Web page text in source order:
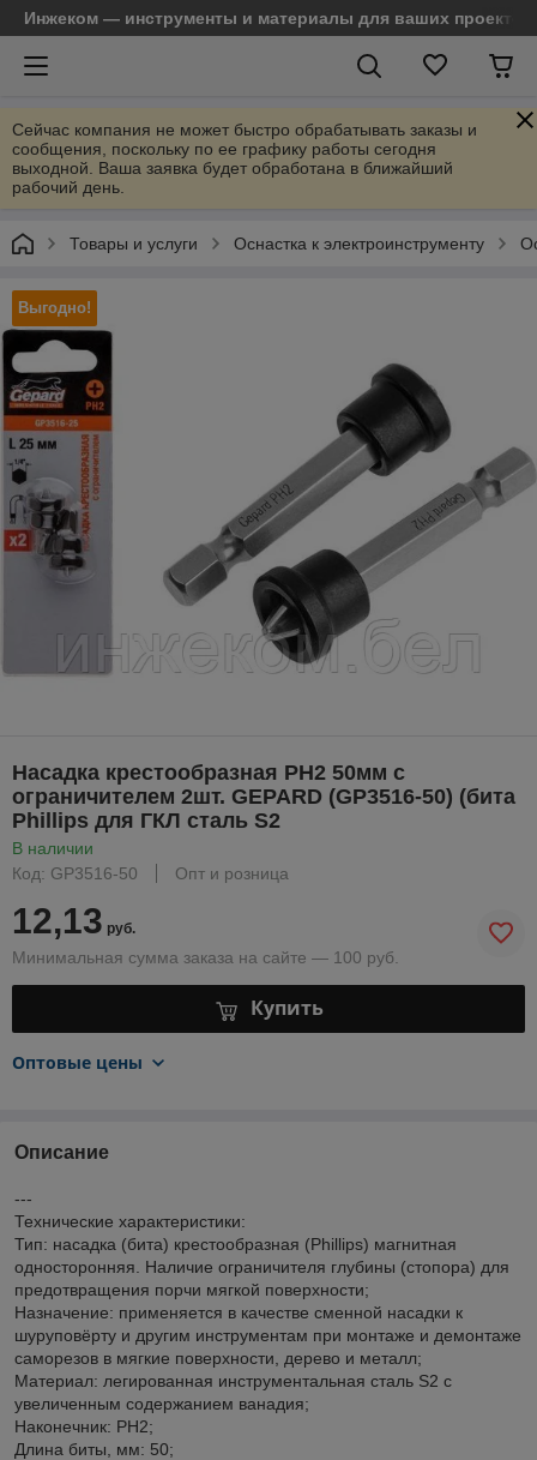
Инжеком — инструменты и материалы для ваших проектов
Сейчас компания не может быстро обрабатывать заказы и
сообщения, поскольку по ее графику работы сегодня
выходной. Ваша заявка будет обработана в ближайший
рабочий день.
Товары и услуги Оснастка к электроинструменту
Выгодно!
Насадка крестообразная PH2 50мм с
ограничителем 2шт. GEPARD (GP3516-50) (бита
Phillips для ГКЛ сталь S2
В наличии
Код: GP3516-50
Опт и розница
12,13 руб.
Минимальная сумма заказа на сайте — 100 руб.
Купить
Оптовые цены
Описание
---
Технические характеристики:
Тип: насадка (бита) крестообразная (Phillips) магнитная
односторонняя. Наличие ограничителя глубины (стопора) для
предотвращения порчи мягкой поверхности;
Назначение: применяется в качестве сменной насадки к
шуруповёрту и другим инструментам при монтаже и демонтаже
саморезов в мягкие поверхности, дерево и металл;
Материал: легированная инструментальная сталь S2 с
увеличенным содержанием ванадия;
Наконечник: PH2;
Длина биты, мм: 50;